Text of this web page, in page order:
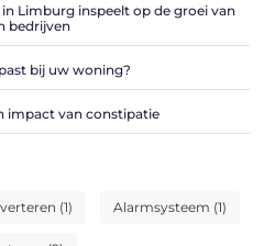
Limburg inspeelt op de groei van
bedrijven
bij uw woning?
impact van constipatie
(1) Alarmsysteem (1)